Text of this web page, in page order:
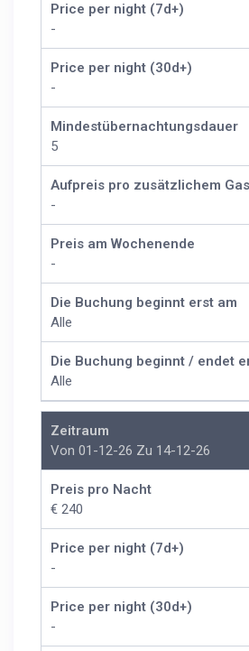
Price per night (7d+)
-
Price per night (30d+)
-
Mindestübernachtungsdauer
5
Aufpreis pro zusätzlichem
-
Preis am Wochenende
-
Die Buchung beginnt erst am
Alle
Die Buchung beginnt / endet
Alle
Zeitraum
Von 01-12-26 Zu 14-12-26
Preis pro Nacht
€ 240
Price per night (7d+)
-
Price per night (30d+)
-